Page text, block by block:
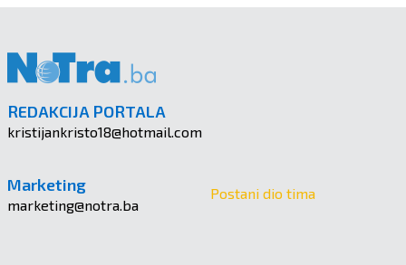
REDAKCIJA PORTALA
kristijankristo18@hotmail.com
Marketing
marketing@notra.ba
Postani dio tima